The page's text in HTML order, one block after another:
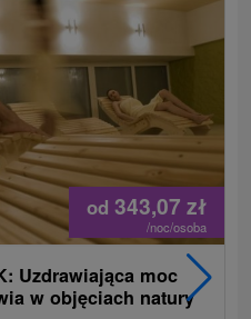
od 343,07zł
/noc/osoba
Uzdrawiająca moc
w objęciach natury